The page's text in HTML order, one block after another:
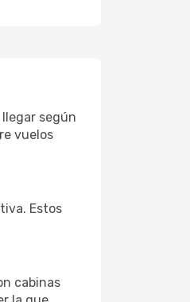
según
vuelos
Estos
cabinas